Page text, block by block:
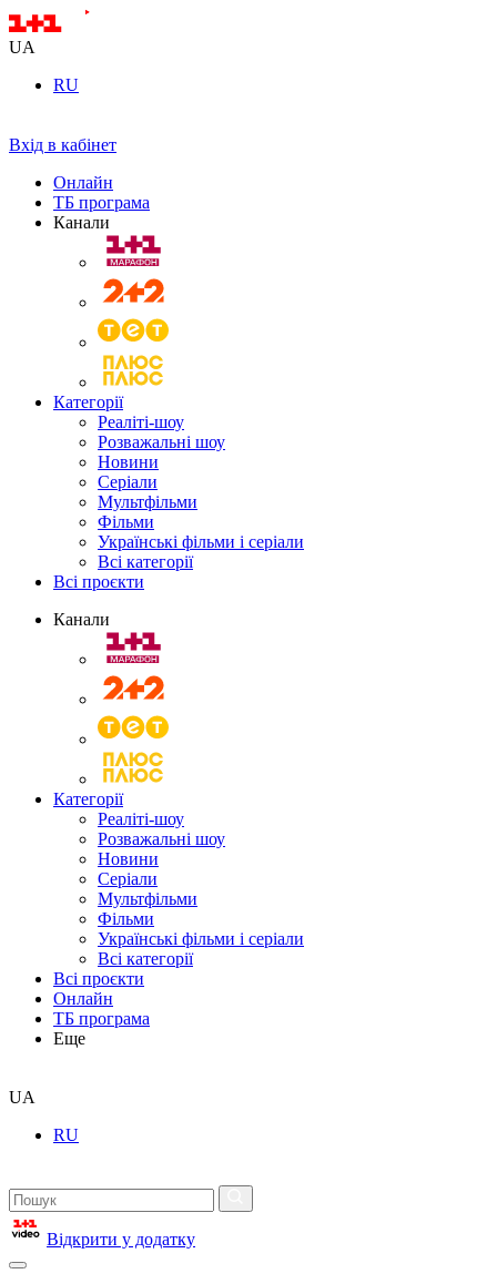
UA
RU
Вхід в кабінет
Онлайн
ТБ програма
Канали
Категорії
Реаліті-шоу
Розважальні шоу
Новини
Серіали
Мультфільми
Фільми
Українські фільми і серіали
Всі категорії
Всі проєкти
Канали
Категорії
Реаліті-шоу
Розважальні шоу
Новини
Серіали
Мультфільми
Фільми
Українські фільми і серіали
Всі категорії
Всі проєкти
Онлайн
ТБ програма
Еще
UA
RU
Відкрити у додатку